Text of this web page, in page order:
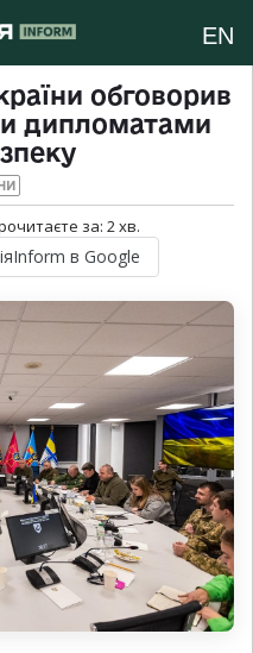
EN
обговорив
дипломатами
за: 2хв.
в Google